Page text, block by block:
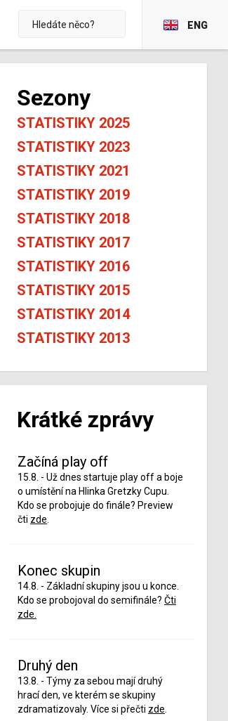
ENG
Sezony
STATISTIKY 2025
STATISTIKY 2023
STATISTIKY 2021
STATISTIKY 2019
STATISTIKY 2018
STATISTIKY 2017
STATISTIKY 2016
STATISTIKY 2015
STATISTIKY 2014
STATISTIKY 2013
Krátké zprávy
Začíná play off
15.8. - Už dnes startuje play off a boje
o umístění na Hlinka Gretzky Cupu.
Kdo se probojuje do finále? Preview
čti zde
Konec skupin
14.8. - Základní skupiny jsou u konce.
Kdo se probojoval do semifinále? Čti
zde.
Druhý den
13.8. - Týmy za sebou mají druhý
hrací den, ve kterém se skupiny
zdramatizovaly. Více si přečti zde